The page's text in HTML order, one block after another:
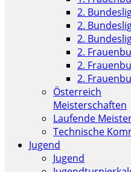
2.
2.
2.
2.
2.
2.
Österreich
Meisterschaften
Laufende
Technische
Jugend
Jugend